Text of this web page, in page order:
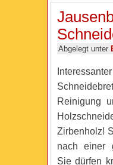
Abgelegt unter
Reinigung
Zirbenholz!
nach einer
Sie dürfen